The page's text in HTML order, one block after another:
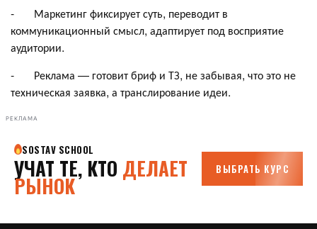
- Маркетинг фиксирует суть, переводит в
коммуникационный смысл, адаптирует под восприятие
аудитории.
- Реклама — готовит бриф и ТЗ, не забывая, что это не
техническая заявка, а транслирование идеи.
РЕКЛАМА